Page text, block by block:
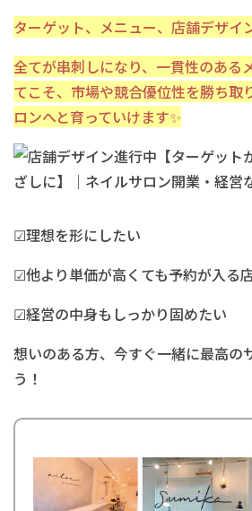
ターゲット、メニュー、店舗デザイ
全てが串刺しになり、一貫性のある
てこそ、市場や競合優位性を勝ち取
ロンへと育っていけます✨
☑︎理想を形にしたい
☑︎他より単価が高くても予約が入る
☑︎経営の中身もしっかり固めたい
想いのある方、今すぐ一緒に最高の
う！